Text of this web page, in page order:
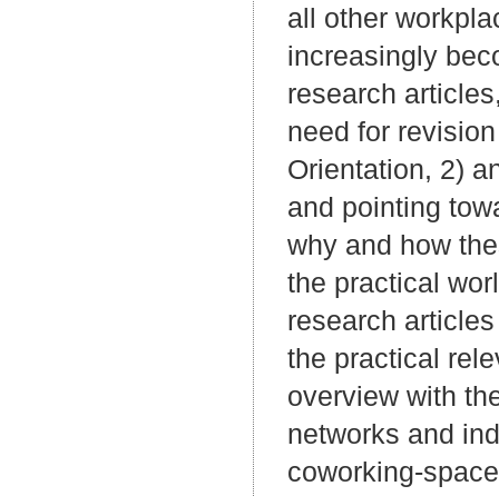
all other
increasingly
research
need for
Orientation, 2)
and pointing
why and how
the practical
research
the practical
overview with
networks and
coworking-